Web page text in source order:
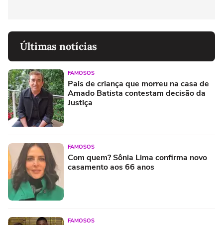
Últimas notícias
FAMOSOS
Pais de criança que morreu na casa de
Amado Batista contestam decisão da
Justiça
FAMOSOS
Com quem? Sônia Lima confirma novo
casamento aos 66 anos
FAMOSOS